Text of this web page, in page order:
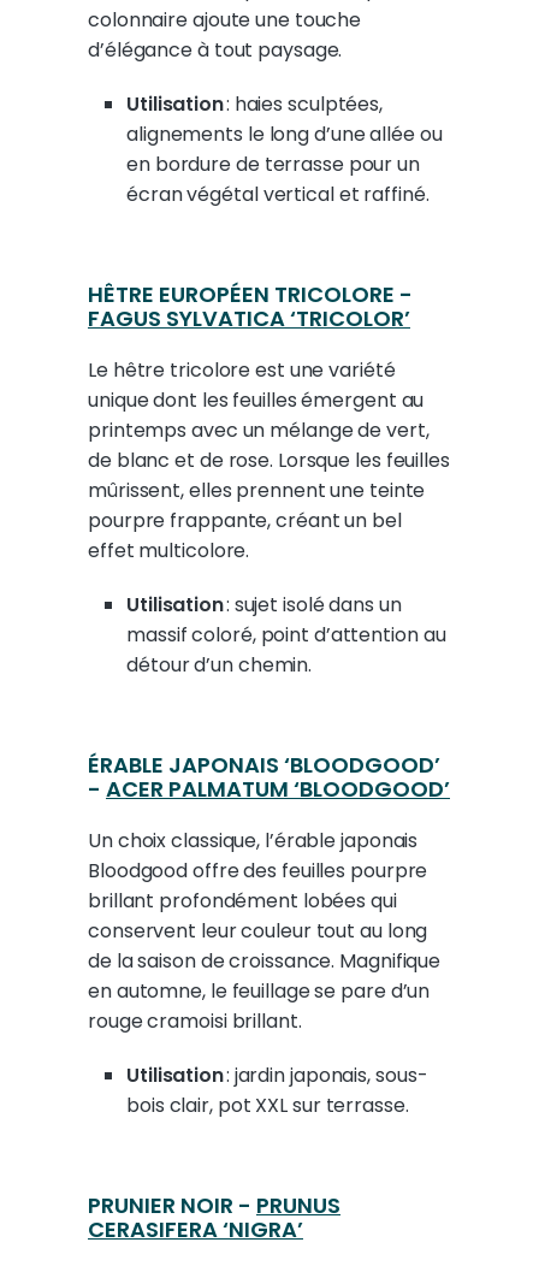
colonnaire ajoute une touche
d’élégance à tout paysage.
Utilisation: haies sculptées,
alignements le long d’une allée ou
en bordure de terrasse pour un
écran végétal vertical et raffiné.
HÊTRE EUROPÉEN TRICOLORE -
FAGUS SYLVATICA ‘TRICOLOR’
Le hêtre tricolore est une variété
unique dont les feuilles émergent au
printemps avec un mélange de vert,
de blanc et de rose. Lorsque les feuilles
mûrissent, elles prennent une teinte
pourpre frappante, créant un bel
effet multicolore.
Utilisation: sujet isolé dans un
massif coloré, point d’attention au
détour d’un chemin.
ÉRABLE JAPONAIS ‘BLOODGOOD’
- ACER PALMATUM ‘BLOODGOOD’
Un choix classique, l’érable japonais
Bloodgood offre des feuilles pourpre
brillant profondément lobées qui
conservent leur couleur tout au long
de la saison de croissance. Magnifique
en automne, le feuillage se pare d’un
rouge cramoisi brillant.
Utilisation: jardin japonais, sous-
bois clair, pot XXL sur terrasse.
PRUNIER NOIR - PRUNUS
CERASIFERA ‘NIGRA’